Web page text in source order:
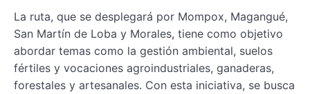
La ruta, que se desplegará por Mompox, Magangué,
San Martín de Loba y Morales, tiene como objetivo
abordar temas como la gestión ambiental, suelos
fértiles y vocaciones agroindustriales, ganaderas,
forestales y artesanales. Con esta iniciativa, se busca